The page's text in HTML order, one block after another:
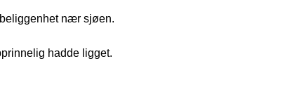
nær sjøen.
hadde ligget.